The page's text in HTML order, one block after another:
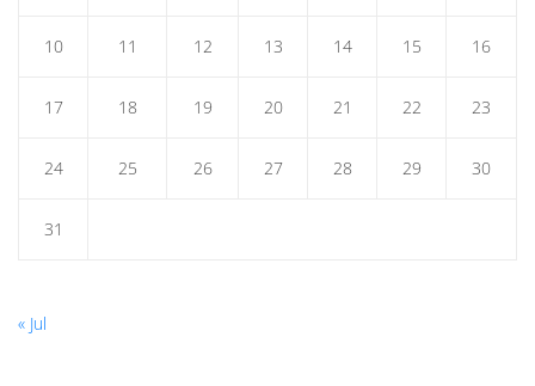
10 11 12 13 14 15 16
17 18 19 20 21 22 23
24 25 26 27 28 29 30
31
« Jul